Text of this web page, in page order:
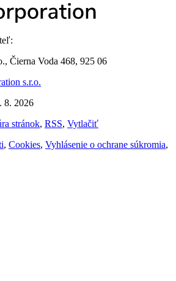
Čierna Voda 468, 925 06
s.r.o.
8. 2026
stránok, RSS, Vytlačiť
, Cookies, Vyhlásenie o ochrane súkromia,